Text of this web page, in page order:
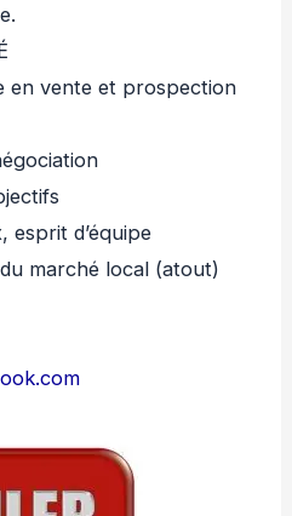
en vente et prospection
d’équipe
marché local (atout)